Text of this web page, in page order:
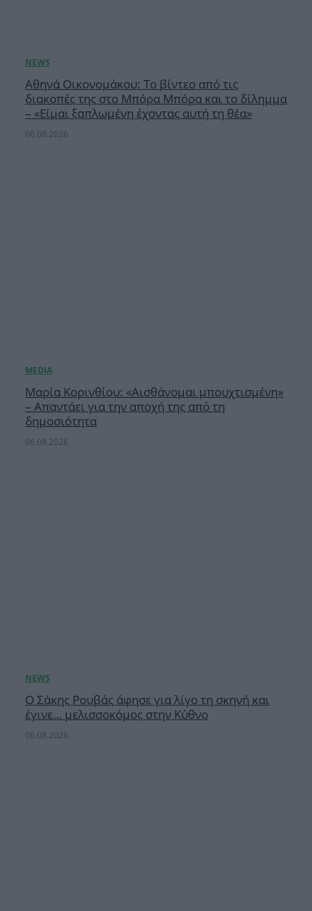
Αθηνά Οικονομάκου: Το βίντεο από τις
διακοπές της στο Μπόρα Μπόρα και το δίλημμα
– «Είμαι ξαπλωμένη έχοντας αυτή τη θέα»
06.08.2026
Μαρία Κορινθίου: «Αισθάνομαι μπουχτισμένη»
– Απαντάει για την αποχή της από τη
δημοσιότητα
06.08.2026
Ο Σάκης Ρουβάς άφησε για λίγο τη σκηνή και
έγινε… μελισσοκόμος στην Κύθνο
06.08.2026